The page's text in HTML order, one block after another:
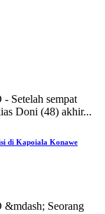
sempat
Doni (48) akhir...
di Kapoiala Konawe
Seorang